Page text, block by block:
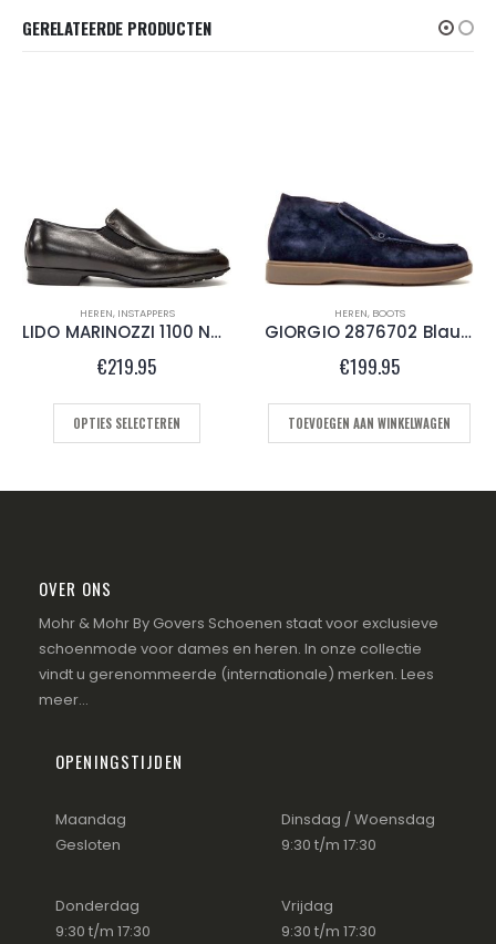
GERELATEERDE PRODUCTEN
HEREN,BOOTS
€199.95
TOEVOEGEN AAN WINKELWAGEN
HEREN ,BOOTS
NUBIKK JIRO SUO FUR Black
€189.95
OPTIES SELECTEREN
OVER ONS
Mohr & Mohr By Govers Schoenen staat voor exclusieve
schoenmode voor dames en heren. In onze collectie
vindt u gerenommeerde (internationale) merken. Lees
meer...
OPENINGSTIJDEN
Maandag
Gesloten
Dinsdag / Woensdag
9:30 t/m 17:30
Donderdag
9:30 t/m 17:30
Vrijdag
9:30 t/m 17:30